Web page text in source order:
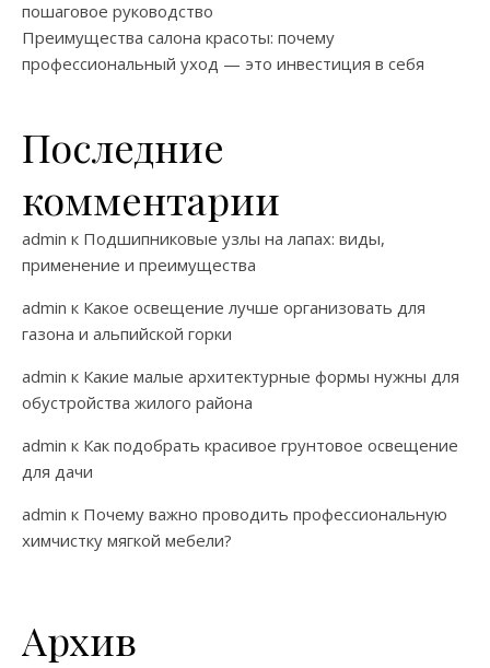
пошаговое руководство
Преимущества салона красоты: почему
профессиональный уход — это инвестиция в себя
Последние
комментарии
admin к Подшипниковые узлы на лапах: виды,
применение и преимущества
admin к Какое освещение лучше организовать для
газона и альпийской горки
admin к Какие малые архитектурные формы нужны для
обустройства жилого района
admin к Как подобрать красивое грунтовое освещение
для дачи
admin к Почему важно проводить профессиональную
химчистку мягкой мебели?
Архив